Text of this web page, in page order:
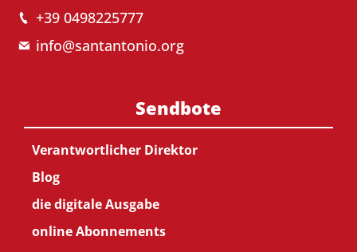
+39 0498225777
info@santantonio.org
Sendbote
Verantwortlicher Direktor
Blog
die digitale Ausgabe
online Abonnements